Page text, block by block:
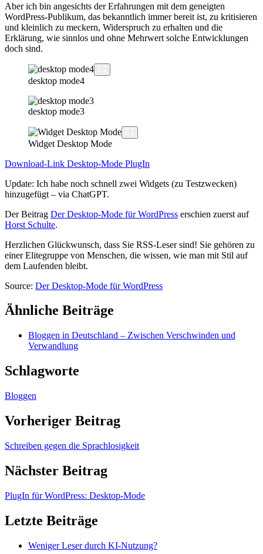
Aber ich bin angesichts der Erfahrungen mit dem geneigten
WordPress-Publikum, das bekanntlich immer bereit ist, zu kritisieren
und kleinlich zu meckern, Widerspruch zu erhalten und die
Erklärung, wie sinnlos und ohne Mehrwert solche Entwicklungen
doch sind.
desktop mode4
desktop mode3
Widget Desktop Mode
Download-Link Desktop-Mode PlugIn
Update: Ich habe noch schnell zwei Widgets (zu Testzwecken)
hinzugefügt – via ChatGPT.
Der Beitrag Der Desktop-Mode für WordPress erschien zuerst auf
Horst Schulte.
Herzlichen Glückwunsch, dass Sie RSS-Leser sind! Sie gehören zu
einer Elitegruppe von Menschen, die wissen, wie man mit Stil auf
dem Laufenden bleibt.
Source: Der Desktop-Mode für WordPress
Ähnliche Beiträge
Bloggen in Deutschland – Zwischen Verschwinden und
Verwandlung
Schlagworte
Bloggen
Vorheriger Beitrag
Schreiben gegen die Sprachlosigkeit
Nächster Beitrag
PlugIn für WordPress: Desktop-Mode
Letzte Beiträge
Weniger Leser durch KI-Nutzung?